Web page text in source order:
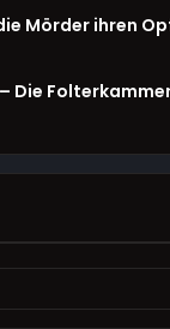
Mörder ihren
Die